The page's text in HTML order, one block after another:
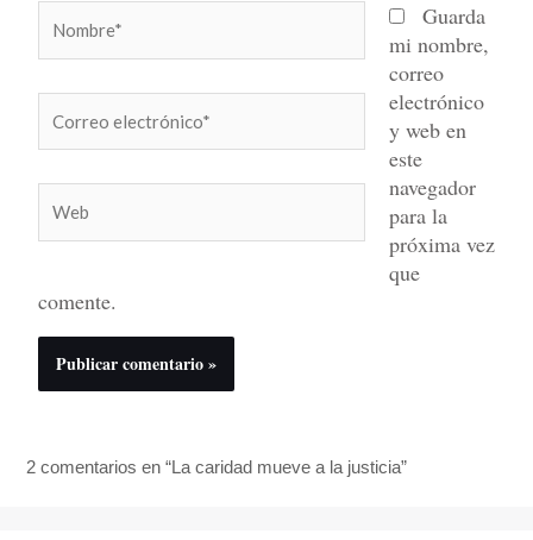
electrónico*
Guarda
mi nombre,
correo
electrónico
y web en
este
navegador
para la
próxima vez
que
comente.
2 comentarios en “La caridad mueve a la justicia”